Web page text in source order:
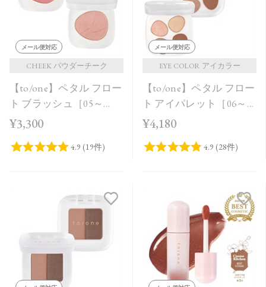
メール便対応
CHEEK パウダーチーク
【to/one】ペタル フロー
ト ブラッシュ［05～
06］
¥3,300
メール便対応
EYE COLOR アイカラー
【to/one】ペタル フロー
ト アイパレット［06～
08］
¥4,180